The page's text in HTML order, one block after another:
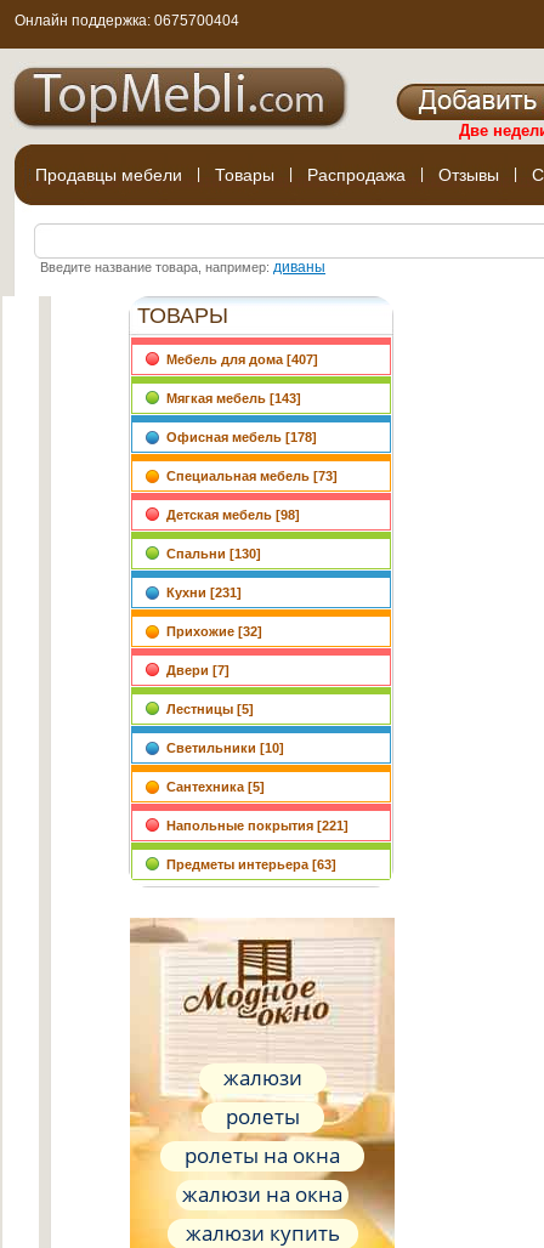
Онлайн поддержка: 0675700404
Две
Продавцы мебели Товары Распродажа Отзывы
Введите название товара, например: диваны
ТОВАРЫ
Мебель для дома [407]
Мягкая мебель [143]
Офисная мебель [178]
Специальная мебель [73]
Детская мебель [98]
Спальни [130]
Кухни [231]
Прихожие [32]
Двери [7]
Лестницы [5]
Светильники [10]
Сантехника [5]
Напольные покрытия [221]
Предметы интерьера [63]
жалюзи
ролеты
ролеты на окна
жалюзи на окна
жалюзи купить